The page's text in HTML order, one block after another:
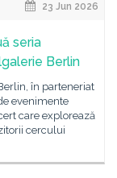
23 Jun 2026
seria
Berlin
în parteneriat
evenimente
care explorează
cercului